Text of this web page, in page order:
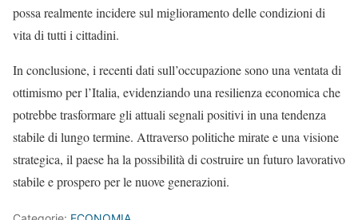
possa realmente incidere sul miglioramento delle condizioni di
vita di tutti i cittadini.
In conclusione, i recenti dati sull’occupazione sono una ventata di
ottimismo per l’Italia, evidenziando una resilienza economica che
potrebbe trasformare gli attuali segnali positivi in una tendenza
stabile di lungo termine. Attraverso politiche mirate e una visione
strategica, il paese ha la possibilità di costruire un futuro lavorativo
stabile e prospero per le nuove generazioni.